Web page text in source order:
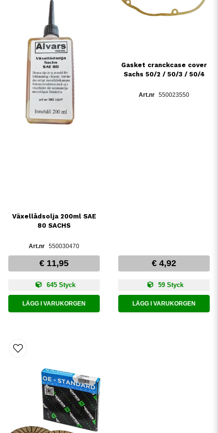
Växellådsolja 200ml SAE
80 SACHS
550030470
€ 11,95
645 Styck
LÄGG I VARUKORGEN
Gasket cranckcase cover
Sachs 50/2 / 50/3 / 50/4
550023550
€ 4,92
59 Styck
LÄGG I VARUKORGEN